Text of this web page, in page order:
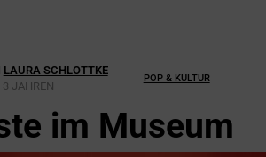
LAURA SCHLOTTKE
3 JAHREN
POP & KULTUR
im Museum